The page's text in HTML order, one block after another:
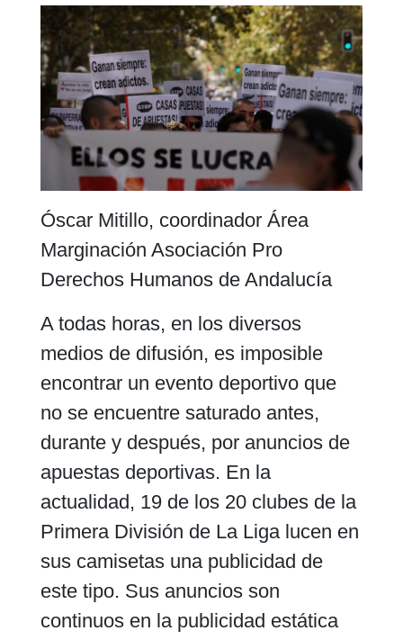
Óscar Mitillo, coordinador Área
Marginación Asociación Pro
Derechos Humanos de Andalucía
A todas horas, en los diversos
medios de difusión, es imposible
encontrar un evento deportivo que
no se encuentre saturado antes,
durante y después, por anuncios de
apuestas deportivas. En la
actualidad, 19 de los 20 clubes de la
Primera División de La Liga lucen en
sus camisetas una publicidad de
este tipo. Sus anuncios son
continuos en la publicidad estática